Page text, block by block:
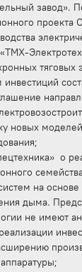
завод».
тяговых
новых
о
на основе
дыма.
не имеют